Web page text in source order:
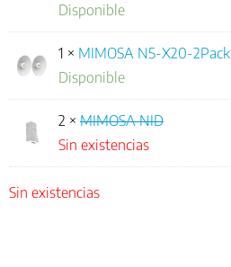
Disponible
1 × MIMOSA N5-X20-2Pack
Disponible
2 × MIMOSA NID
Sin existencias
Sin existencias